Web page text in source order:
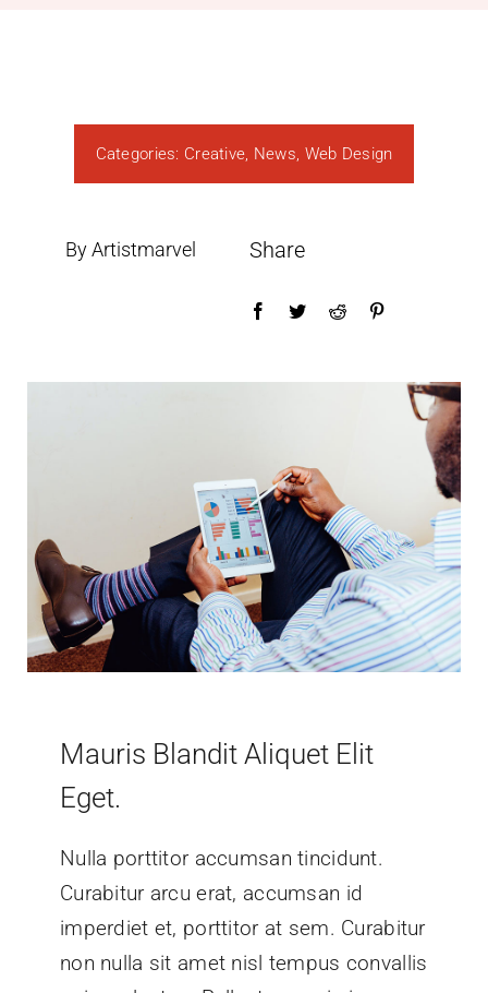
Categories: Creative, News, Web Design
By Artistmarvel Share
Mauris Blandit Aliquet Elit
Eget.
Nulla porttitor accumsan tincidunt.
Curabitur arcu erat, accumsan id
imperdiet et, porttitor at sem. Curabitur
non nulla sit amet nisl tempus convallis